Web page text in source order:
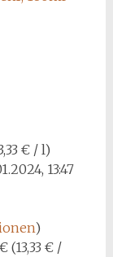
€ / l)
13:47
)
(13,33 € /